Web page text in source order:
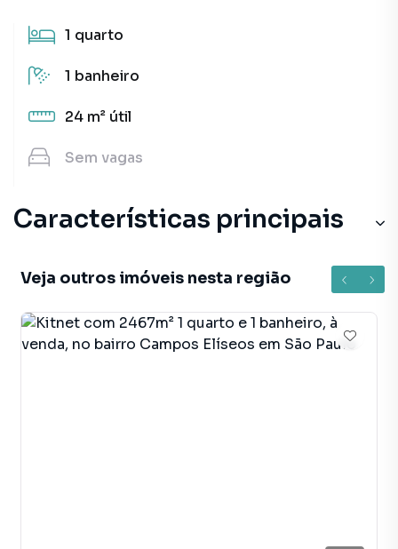
1 quarto
1 banheiro
24 m² útil
Sem vagas
Características principais
Veja outros imóveis nesta região